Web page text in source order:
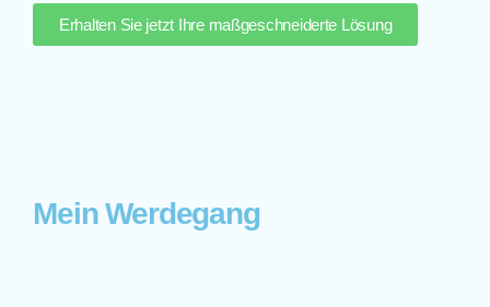
Erhalten Sie jetzt Ihre maßgeschneiderte Lösung
Mein Werdegang